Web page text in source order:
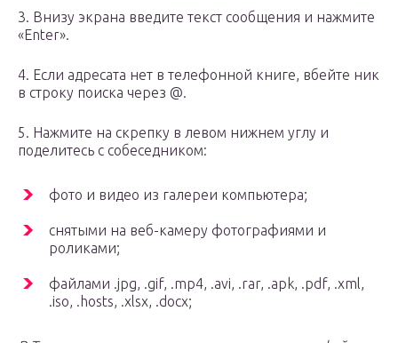
3. Внизу экрана введите текст сообщения и нажмите
«Enter».
4. Если адресата нет в телефонной книге, вбейте ник
в строку поиска через @.
5. Нажмите на скрепку в левом нижнем углу и
поделитесь с собеседником:
фото и видео из галереи компьютера;
снятыми на веб-камеру фотографиями и
роликами;
файлами .jpg, .gif, .mp4, .avi, .rar, .apk, .pdf, .xml,
.iso, .hosts, .xlsx, .docx;